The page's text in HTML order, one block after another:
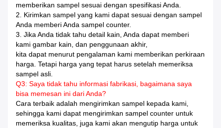
memberikan sampel sesuai dengan spesifikasi Anda.
2. Kirimkan sampel yang kami dapat sesuai dengan sampel
Anda memberi Anda sampel counter.
3. Jika Anda tidak tahu detail kain, Anda dapat memberi
kami gambar kain, dan penggunaan akhir,
kita dapat menurut pengalaman kami memberikan perkiraan
harga. Tetapi harga yang tepat harus setelah memeriksa
sampel asli.
Q3: Saya tidak tahu informasi fabrikasi, bagaimana saya
bisa memesan ini dari Anda?
Cara terbaik adalah mengirimkan sampel kepada kami,
sehingga kami dapat mengirimkan sampel counter untuk
memeriksa kualitas, juga kami akan mengutip harga untuk